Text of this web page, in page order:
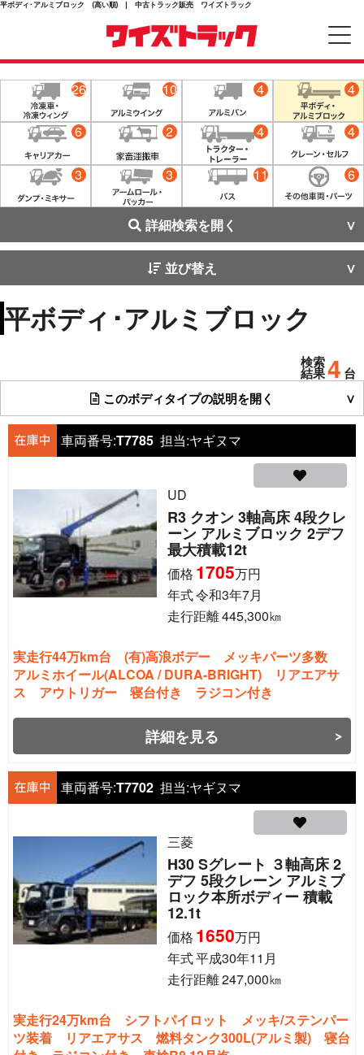
平ボディ･アルミブロック (高い順) | 中古トラック販売 ワイズトラック
26 10 4 4
6 2 4 4
3 3 11 6
詳細検索を開く
並び替え
平ボディ･アルミブロック
検索
結果4 台
このボディタイプの説明を開く
車両番号:T7785 担当:ヤギヌマ
UD
R3 クオン 3軸高床 4段クレ
ーン アルミブロック 2デフ
最大積載12t
価格 1705万円
年式令和3年7月
走行距離445,300㎞
実走行44万km台 (有)高浪ボデー メッキパーツ多数
アルミホイール(ALCOA / DURA-BRIGHT) リアエアサ
ス アウトリガー 寝台付き ラジコン付き
詳細を見る
車両番号:T7702 担当:ヤギヌマ
三菱
H30 Sグレート ３軸高床 2
デフ 5段クレーン アルミブ
ロック本所ボディー 積載
12.1t
価格 1650万円
年式平成30年11月
走行距離247,000㎞
実走行24万km台 シフトパイロット メッキ/ステンパー
ツ装着 リアエアサス 燃料タンク300L(アルミ製) 寝台